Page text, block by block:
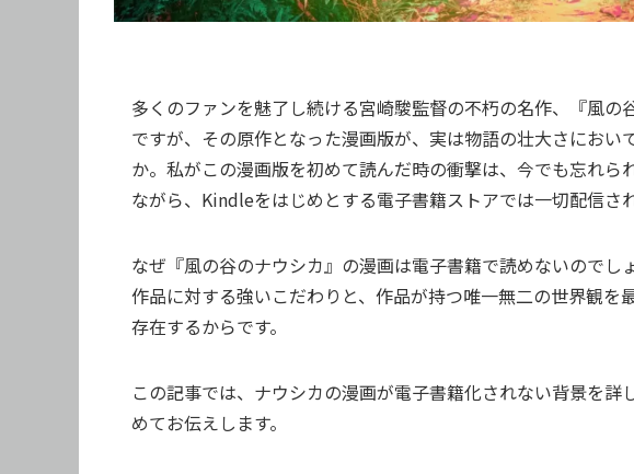
多くのファンを魅了し続ける宮崎駿監督の不朽の名作、『風
ですが、その原作となった漫画版が、実は物語の壮大さにおい
か。私がこの漫画版を初めて読んだ時の衝撃は、今でも忘れら
ながら、Kindleをはじめとする電子書籍ストアでは一切配信さ
なぜ『風の谷のナウシカ』の漫画は電子書籍で読めないので
作品に対する強いこだわりと、作品が持つ唯一無二の世界観を
存在するからです。
この記事では、ナウシカの漫画が電子書籍化されない背景を
めてお伝えします。